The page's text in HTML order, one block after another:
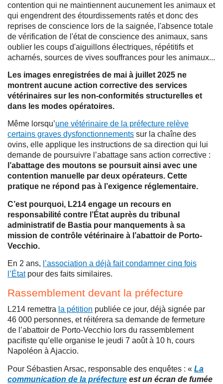
contention qui ne maintiennent aucunement les animaux et
qui engendrent des étourdissements ratés et donc des
reprises de conscience lors de la saignée, l'absence totale
de vérification de l'état de conscience des animaux, sans
oublier les coups d'aiguillons électriques, répétitifs et
acharnés, sources de vives souffrances pour les animaux...
Les images enregistrées de mai à juillet 2025 ne
montrent aucune action corrective des services
vétérinaires sur les non-conformités structurelles et
dans les modes opératoires.
Même lorsqu’une vétérinaire de la préfecture relève
certains graves dysfonctionnements sur la chaîne des
ovins, elle applique les instructions de sa direction qui lui
demande de poursuivre l’abattage sans action corrective :
l’abattage des moutons se poursuit ainsi avec une
contention manuelle par deux opérateurs. Cette
pratique ne répond pas à l’exigence réglementaire.
C’est pourquoi, L214 engage un recours en
responsabilité contre l’État auprès du tribunal
administratif de Bastia pour manquements à sa
mission de contrôle vétérinaire à l’abattoir de Porto-
Vecchio.
En 2 ans, l’association a déjà fait condamner cinq fois
l’Étatpour des faits similaires.
Rassemblement devant la préfecture
L214 remettra la pétition publiée ce jour, déjà signée par
46 000 personnes, et réitérera sa demande de fermeture
de l’abattoir de Porto-Vecchio lors du rassemblement
pacifiste qu’elle organise le jeudi 7 août à 10 h, cours
Napoléon à Ajaccio.
Pour Sébastien Arsac, responsable des enquêtes : « La
communication de la préfecture est un écran de fumée